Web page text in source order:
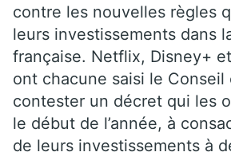
contre les nouvelles règles
leurs investissements dans
française. Netflix, Disney+
ont chacune saisi le Conseil
contester un décret qui les
le début de l’année, à
de leurs investissements à